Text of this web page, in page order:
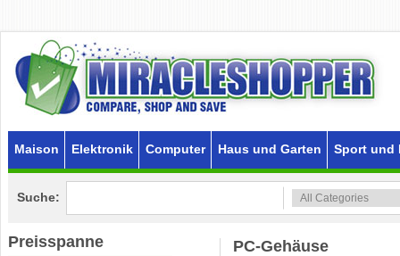
Maison Elektronik Computer Haus und Garten Sport und
Suche:
Preisspanne PC-Gehäuse